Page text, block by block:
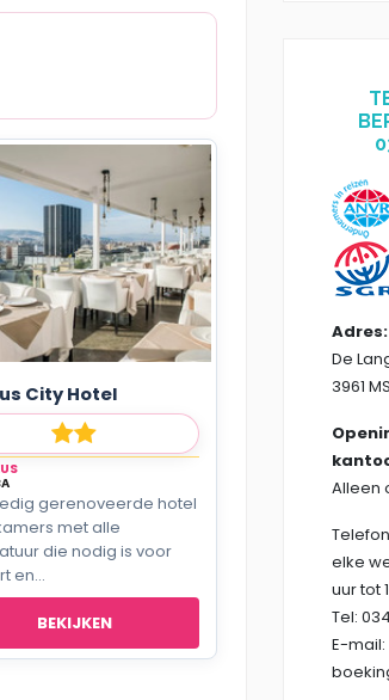
City Hotel
gerenoveerde hotel
met alle
die nodig is voor
en...
BEKIJKEN
Adres:
De
3961
Alleen
elke
uur tot
Tel:
E-mail: